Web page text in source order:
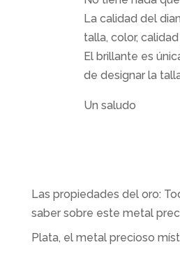
La calidad del
talla, color,
El brillante es
de designar la
Un saludo
Las propiedades del oro:
saber sobre este metal
Plata, el metal precioso